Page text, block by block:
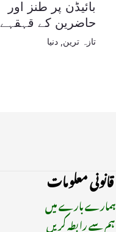
بائیڈن پر طنز اور
حاضرین کے قہقہے
تازہ ترین دنیا
قانونی معلومات
ہمارے بارے میں
ہم سے رابطہ کریں